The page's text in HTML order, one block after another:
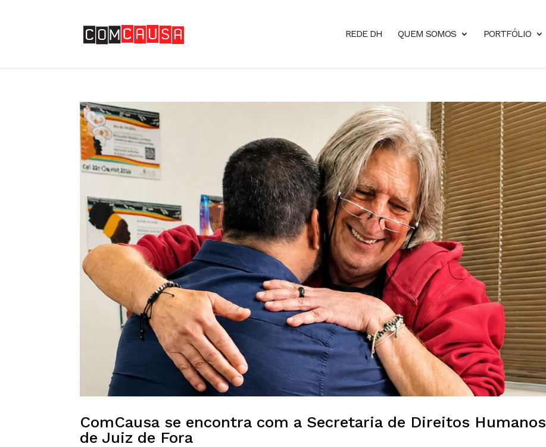
REDE DH QUEM SOMOS PORTFÓLIO
ComCausa se encontra com a Secretaria de Direitos Humanos
de Juiz de Fora